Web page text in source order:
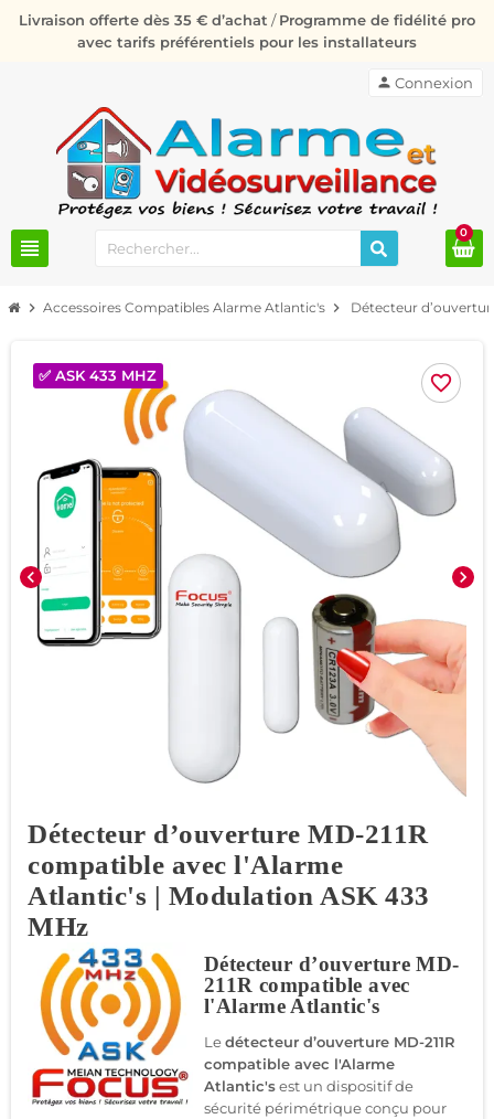
Livraison offerte dès 35 € d’achat /Programme de fidélité pro
avec tarifs préférentiels pour les installateurs
view_headline
person Connexion
0
chevron_right Accessoires Compatibles Alarme Atlantic's chevron_right Détecteur
favorite_border
chevron_left chevron_right
✅ ASK 433 MHZ
Détecteur d’ouverture MD-211R
compatible avec l'Alarme
Atlantic's | Modulation ASK 433
MHz
Détecteur d’ouverture MD-
211R compatible avec
l'Alarme Atlantic's
Ledétecteur d’ouverture MD-211R
compatible avec l'Alarme
Atlantic'sest un dispositif de
sécurité périmétrique conçu pour